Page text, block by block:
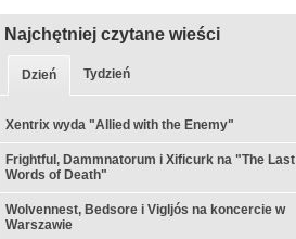
Najchętniej czytane wieści
Dzień Tydzień
Xentrix wyda "Allied with the Enemy"
Frightful, Dammnatorum i Xificurk na "The Last
Words of Death"
Wolvennest, Bedsore i Vigljós na koncercie w
Warszawie